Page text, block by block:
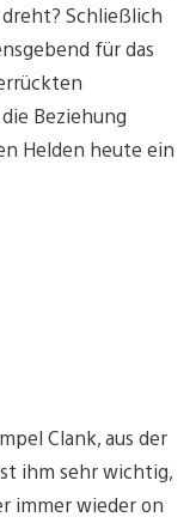
Schließlich
für das
Beziehung
Helden heute ein
Clank, aus der
ihm sehr wichtig,
immer wieder on